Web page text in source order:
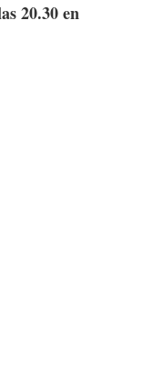
20.30 en